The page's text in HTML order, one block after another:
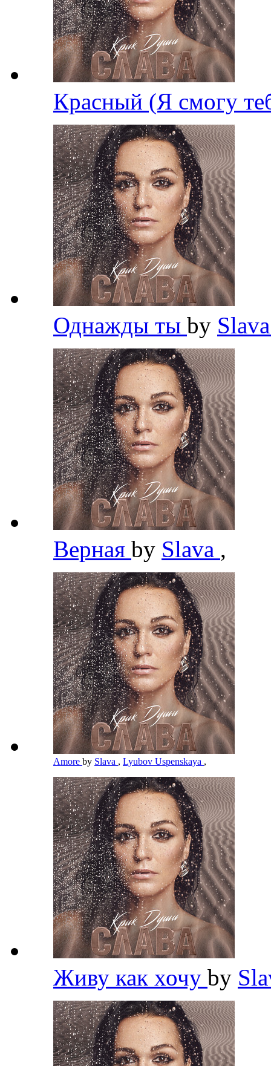
Красный (Я смогу
Однажды ты by
Верная by Slava ,
Amore by Slava , Lyubov Uspenskaya ,
Живу как хочу by